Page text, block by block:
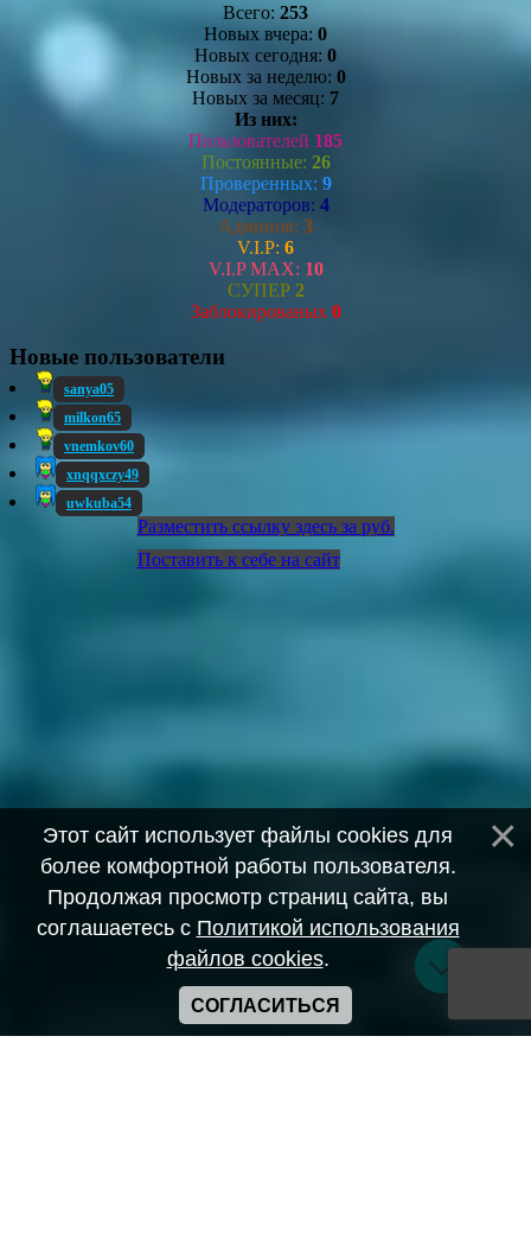
Всего: 253
Новых вчера: 0
Новых сегодня: 0
Новых за неделю: 0
Новых за месяц: 7
Из них:
Пользователей 185
Постоянные: 26
Проверенных: 9
Модераторов: 4
Админов: 3
V.I.P: 6
V.I.P MAX: 10
СУПЕР 2
Заблокированых 0
Новые пользователи
sanya05
milkon65
vnemkov60
xnqqxczy49
uwkuba54
Разместить ссылку здесь за руб.
Поставить к себе на сайт
Этот сайт использует файлы cookies для
более комфортной работы пользователя.
Продолжая просмотр страниц сайта, вы
соглашаетесь с Политикой использования
файлов cookies.
СОГЛАСИТЬСЯ